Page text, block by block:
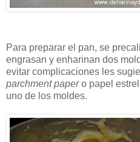
Para preparar el pan, se
engrasan y enharinan dos
evitar complicaciones les
parchment papero papel
uno de los moldes.